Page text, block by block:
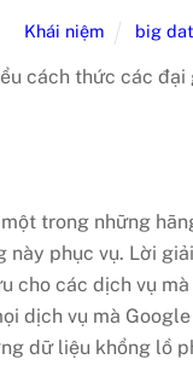
Khái niệm big
trong những
phục vụ. Lời
các dịch vụ
dịch vụ mà
dữ liệu khổng lồ